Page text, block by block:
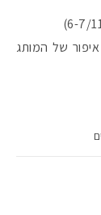
תיק איפור של המותג